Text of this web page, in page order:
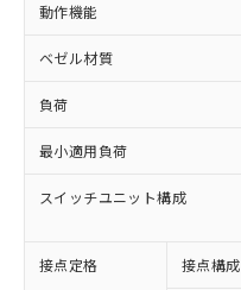
動作機能
ベゼル材質
負荷
最小適用負荷
スイッチユニット構成
接点定格 接点構成